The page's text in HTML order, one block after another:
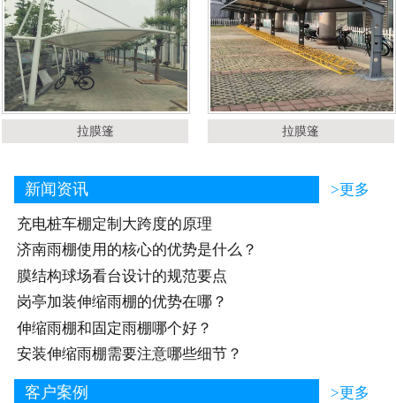
拉膜篷 拉膜篷
新闻资讯 >更多
充电桩车棚定制大跨度的原理
济南雨棚使用的核心的优势是什么？
膜结构球场看台设计的规范要点
岗亭加装伸缩雨棚的优势在哪？
伸缩雨棚和固定雨棚哪个好？
安装伸缩雨棚需要注意哪些细节？
客户案例 >更多